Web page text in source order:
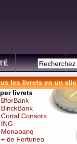
les livrets en un clic
livrets
Consors
de Fortuneo